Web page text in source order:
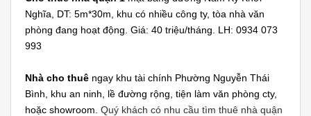
Nghĩa, DT: 5m*30m, khu có nhiều công ty, tòa nhà văn
phòng đang hoạt động. Giá: 40 triệu/tháng. LH: 0934 073
993
Nhà cho thuê ngay khu tài chính Phường Nguyễn Thái
Bình, khu an ninh, lề đường rộng, tiện làm văn phòng cty,
hoặc showroom. Quý khách có nhu cầu tìm thuê nhà quận